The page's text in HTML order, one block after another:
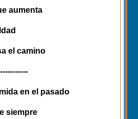
aumenta
el camino
en el pasado
siempre